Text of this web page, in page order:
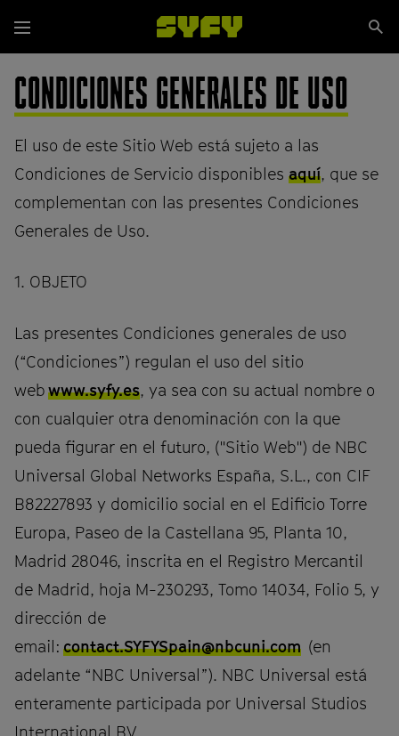
contenido
Menú
CONDICIONES GENERALES DE USO
El uso de este Sitio Web está sujeto a las
Condiciones de Servicio disponibles aquí, que se
complementan con las presentes Condiciones
Generales de Uso.
1. OBJETO
Las presentes Condiciones generales de uso
(“Condiciones”) regulan el uso del sitio
webwww.syfy.es, ya sea con su actual nombre o
con cualquier otra denominación con la que
pueda figurar en el futuro, ("Sitio Web") de NBC
Universal Global Networks España, S.L., con CIF
B82227893 y domicilio social en el Edificio Torre
Europa, Paseo de la Castellana 95, Planta 10,
Madrid 28046, inscrita en el Registro Mercantil
de Madrid, hoja M-230293, Tomo 14034, Folio 5, y
dirección de
email: contact.SYFYSpain@nbcuni.com (en
adelante “NBC Universal”). NBC Universal está
enteramente participada por Universal Studios
International BV.